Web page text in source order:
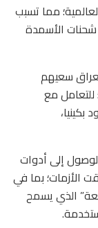
مما تسبب
الأسمدة
سعيهم
مع
تملك حق الوصول إلى أدوات
الأزمات؛ بما في
الذي يسمح